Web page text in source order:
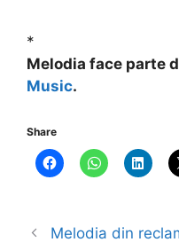
*
Melodia face parte
Music.
Share
Melodia din